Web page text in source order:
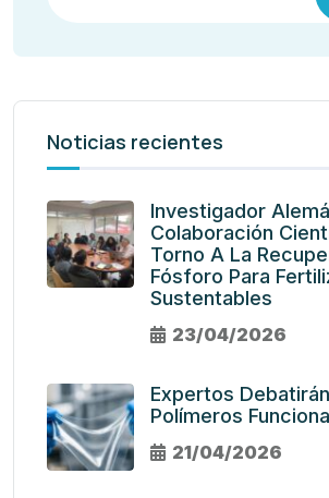
Noticias recientes
Investigador
Colaboración
Torno A La
Fósforo Para
Sustentables
23/04/2026
Expertos
Polímeros
21/04/2026